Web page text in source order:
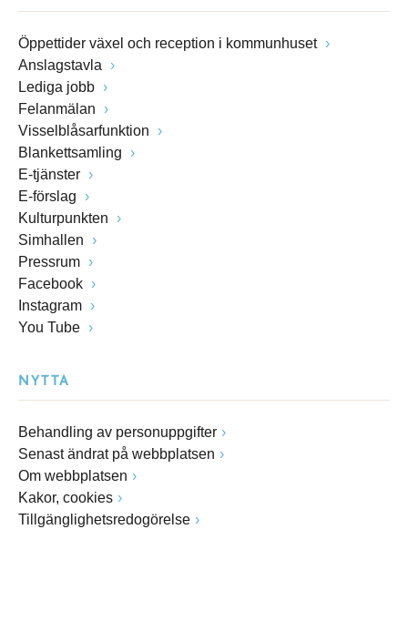
Öppettider växel och reception i kommunhuset
Anslagstavla
Lediga jobb
Felanmälan
Visselblåsarfunktion
Blankettsamling
E-tjänster
E-förslag
Kulturpunkten
Simhallen
Pressrum
Facebook
Instagram
You Tube
NYTTA
Behandling av personuppgifter
Senast ändrat på webbplatsen
Om webbplatsen
Kakor, cookies
Tillgänglighetsredogörelse